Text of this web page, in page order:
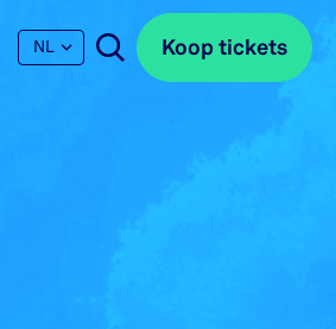
NL Koop tickets
Koop tickets